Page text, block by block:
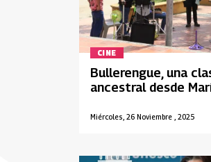
CINE
Miércoles, 26 Noviembre , 2025
Bullerengue, una
ancestral desde